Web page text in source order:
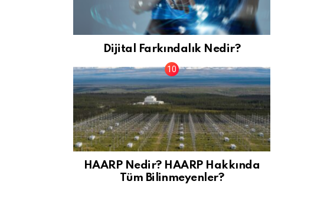
Dijital Farkındalık Nedir?
HAARP Nedir? HAARP Hakkında
Tüm Bilinmeyenler?